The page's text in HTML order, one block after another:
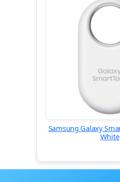
Samsung Galaxy
White